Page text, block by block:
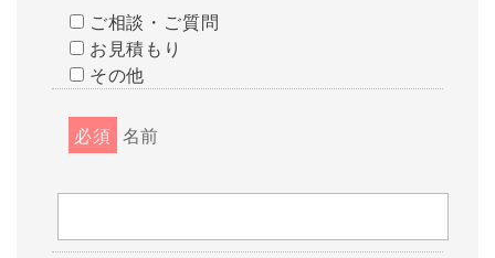
ご相談・ご質問
お見積もり
その他
必須 名前